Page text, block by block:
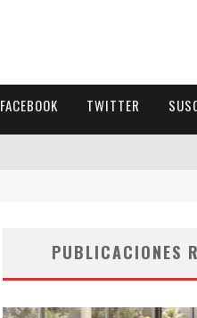
FACEBOOK TWITTER
PUBLICACIONES